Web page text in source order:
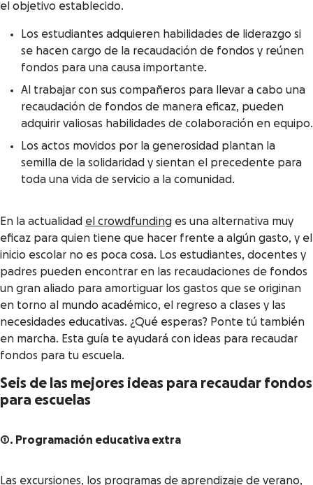
el objetivo establecido.
Los estudiantes adquieren habilidades de liderazgo si
se hacen cargo de la recaudación de fondos y reúnen
fondos para una causa importante.
Al trabajar con sus compañeros para llevar a cabo una
recaudación de fondos de manera eficaz, pueden
adquirir valiosas habilidades de colaboración en equipo.
Los actos movidos por la generosidad plantan la
semilla de la solidaridad y sientan el precedente para
toda una vida de servicio a la comunidad.
En la actualidad el crowdfunding es una alternativa muy
eficaz para quien tiene que hacer frente a algún gasto, y el
inicio escolar no es poca cosa. Los estudiantes, docentes y
padres pueden encontrar en las recaudaciones de fondos
un gran aliado para amortiguar los gastos que se originan
en torno al mundo académico, el regreso a clases y las
necesidades educativas. ¿Qué esperas? Ponte tú también
en marcha. Esta guía te ayudará con ideas para recaudar
fondos para tu escuela.
Seis de las mejores ideas para recaudar fondos
para escuelas
1. Programación educativa extra
Las excursiones, los programas de aprendizaje de verano,